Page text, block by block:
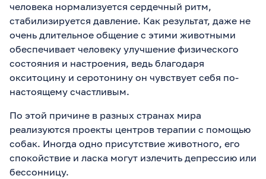
человека нормализуется сердечный ритм,
стабилизируется давление. Как результат, даже не
очень длительное общение с этими животными
обеспечивает человеку улучшение физического
состояния и настроения, ведь благодаря
окситоцину и серотонину он чувствует себя по-
настоящему счастливым.
По этой причине в разных странах мира
реализуются проекты центров терапии с помощью
собак. Иногда одно присутствие животного, его
спокойствие и ласка могут излечить депрессию или
бессонницу.